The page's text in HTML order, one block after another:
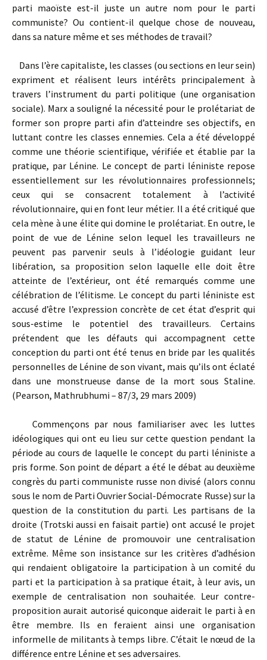
parti maoïste est-il juste un autre nom pour le parti
communiste? Ou contient-il quelque chose de nouveau,
dans sa nature même et ses méthodes de travail?
Dans l’ère capitaliste, les classes (ou sections en leur sein)
expriment et réalisent leurs intérêts principalement à
travers l’instrument du parti politique (une organisation
sociale). Marx a souligné la nécessité pour le prolétariat de
former son propre parti afin d’atteindre ses objectifs, en
luttant contre les classes ennemies. Cela a été développé
comme une théorie scientifique, vérifiée et établie par la
pratique, par Lénine. Le concept de parti léniniste repose
essentiellement sur les révolutionnaires professionnels;
ceux qui se consacrent totalement à l’activité
révolutionnaire, qui en font leur métier. Il a été critiqué que
cela mène à une élite qui domine le prolétariat. En outre, le
point de vue de Lénine selon lequel les travailleurs ne
peuvent pas parvenir seuls à l’idéologie guidant leur
libération, sa proposition selon laquelle elle doit être
atteinte de l’extérieur, ont été remarqués comme une
célébration de l’élitisme. Le concept du parti léniniste est
accusé d’être l’expression concrète de cet état d’esprit qui
sous-estime le potentiel des travailleurs. Certains
prétendent que les défauts qui accompagnent cette
conception du parti ont été tenus en bride par les qualités
personnelles de Lénine de son vivant, mais qu’ils ont éclaté
dans une monstrueuse danse de la mort sous Staline.
(Pearson, Mathrubhumi – 87/3, 29 mars 2009)
Commençons par nous familiariser avec les luttes
idéologiques qui ont eu lieu sur cette question pendant la
période au cours de laquelle le concept du parti léniniste a
pris forme. Son point de départ a été le débat au deuxième
congrès du parti communiste russe non divisé (alors connu
sous le nom de Parti Ouvrier Social-Démocrate Russe) sur la
question de la constitution du parti. Les partisans de la
droite (Trotski aussi en faisait partie) ont accusé le projet
de statut de Lénine de promouvoir une centralisation
extrême. Même son insistance sur les critères d’adhésion
qui rendaient obligatoire la participation à un comité du
parti et la participation à sa pratique était, à leur avis, un
exemple de centralisation non souhaitée. Leur contre-
proposition aurait autorisé quiconque aiderait le parti à en
être membre. Ils en feraient ainsi une organisation
informelle de militants à temps libre. C’était le nœud de la
différence entre Lénine et ses adversaires.